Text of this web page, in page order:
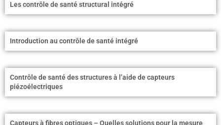
Les contrôle de santé structural intégré
Introduction au contrôle de santé intégré
Contrôle de santé des structures à l’aide de capteurs
piézoélectriques
Capteurs à fibres optiques – Quelles solutions pour la mesure